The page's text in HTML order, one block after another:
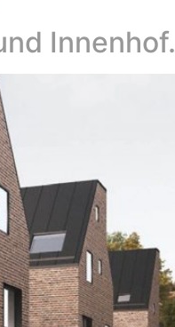
Innenhof.